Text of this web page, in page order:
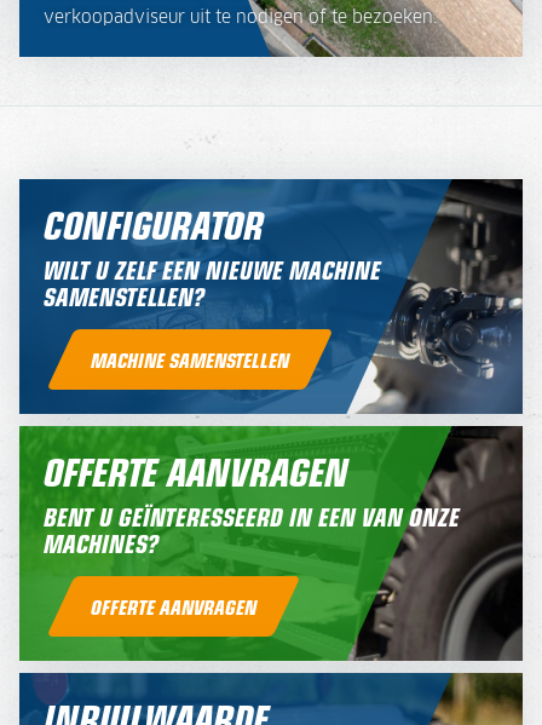
verkoopadviseur uit te nodigen of te bezoeken.
CONFIGURATOR
WILT U ZELF EEN NIEUWE MACHINE
SAMENSTELLEN?
MACHINE SAMENSTELLEN
OFFERTE AANVRAGEN
BENT U GEÏNTERESSEERD IN EEN VAN ONZE
MACHINES?
OFFERTE AANVRAGEN